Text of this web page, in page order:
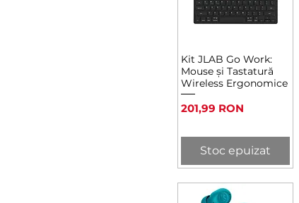
Afișare rapidă
Kit JLAB Go Work:
Mouse și Tastatură
Wireless Ergonomice
Preț
201,99 RON
Stoc epuizat